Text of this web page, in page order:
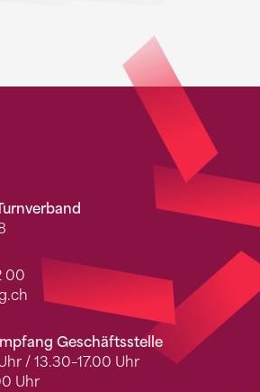
00
Geschäftsstelle
/ 13.30–17.00 Uhr
Uhr